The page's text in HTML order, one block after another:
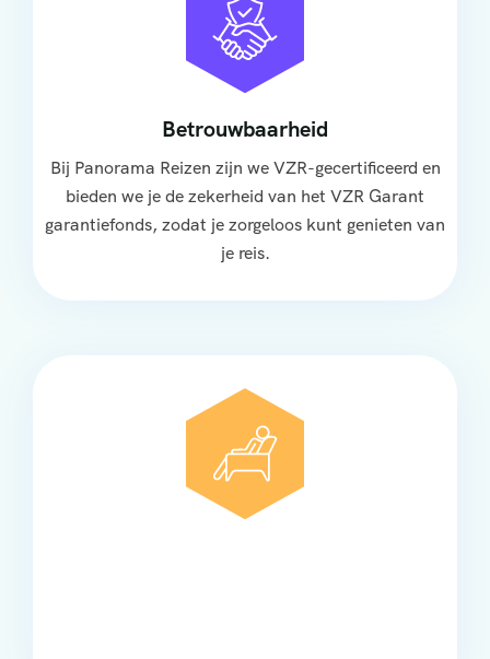
Betrouwbaarheid
Bij Panorama Reizen zijn we VZR-gecertificeerd en
bieden we je de zekerheid van het VZR Garant
garantiefonds, zodat je zorgeloos kunt genieten van
je reis.